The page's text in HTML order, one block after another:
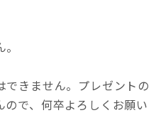
きません。プレゼントの
ので、何卒よろしくお願い